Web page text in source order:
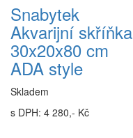
Snabytek
Akvarijní skříňka
30x20x80 cm
ADA style
Skladem
s DPH: 4 280,- Kč